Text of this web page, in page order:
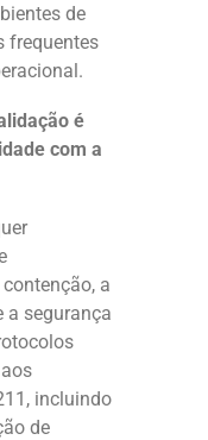
de
frequentes
é
com a
a
a segurança
incluindo
de